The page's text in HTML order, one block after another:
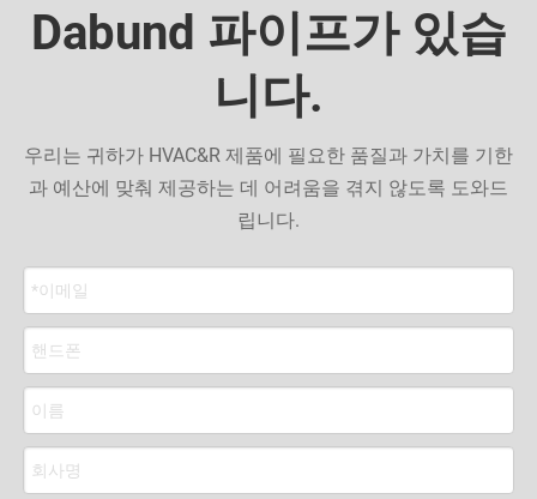
Dabund 파이프가 있습
니다.
우리는 귀하가 HVAC&R 제품에 필요한 품질과 가치를 기한
과 예산에 맞춰 제공하는 데 어려움을 겪지 않도록 도와드
립니다.